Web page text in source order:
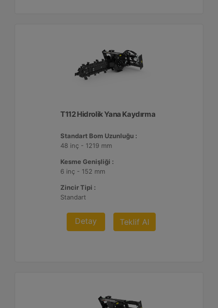
T112 Hidrolik Yana Kaydırma
Standart Bom Uzunluğu :
48 inç - 1219 mm
Kesme Genişliği :
6 inç - 152 mm
Zincir Tipi :
Standart
Detay Teklif Al